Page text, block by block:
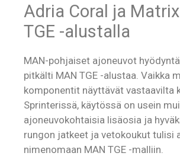
Adria Coral ja
TGE -alustalla
MAN-pohjaiset ajoneuvot
pitkälti MAN TGE -alustaa. Vaikka
komponentit näyttävät vastaavilta
Sprinterissä, käytössä on usein
ajoneuvokohtaisia lisäosia ja
rungon jatkeet ja vetokoukut tulisi
nimenomaan MAN TGE -malliin.